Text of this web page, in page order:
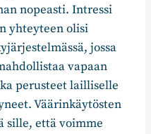
nopeasti. Intressi
yhteyteen olisi
jossa
vapaan
perusteet lailliselle
Väärinkäytösten
sille, että voimme